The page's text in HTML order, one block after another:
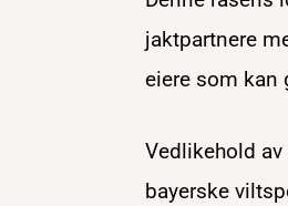
jaktpartnere
eiere som kan
Vedlikehold
bayerske